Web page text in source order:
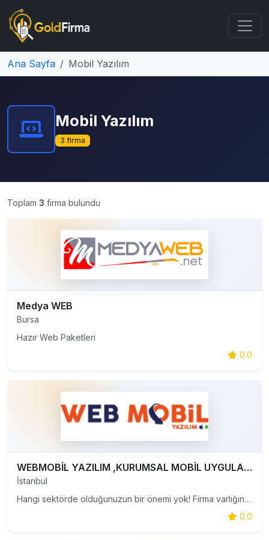
Ana Sayfa Mobil Yazılım
Mobil Yazılım
3 firma
Toplam 3 firma bulundu
Medya WEB
Bursa
Hazır Web Paketleri
0.0
WEBMOBİL YAZILIM ,KURUMSAL MOBİL UYGULAMA ,YAZILIM DANIŞMANLIK HİZMETİ
İstanbul
Hangi sektörde olduğunuzun bir önemi yok! Firma varlığını dijital dünyaya taşımak istemeniz bizim için gayet yeterlidir. Mobil uygulama (kurumsal mobil uygulama ,android uygulama ,ios uygulama )ve mobil yazılım alanlarında vereceğimiz destekle dijital evrende profesyonel ve son teknoloji yazılımlarl
0.0